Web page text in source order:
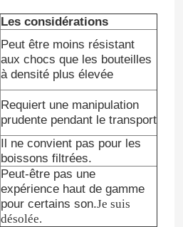
Les considérations
Peut être moins résistant
aux chocs que les bouteilles
à densité plus élevée
Requiert une manipulation
prudente pendant le transport
Il ne convient pas pour les
boissons filtrées.
Peut-être pas une
expérience haut de gamme
pour certains son.Je suis
désolée.